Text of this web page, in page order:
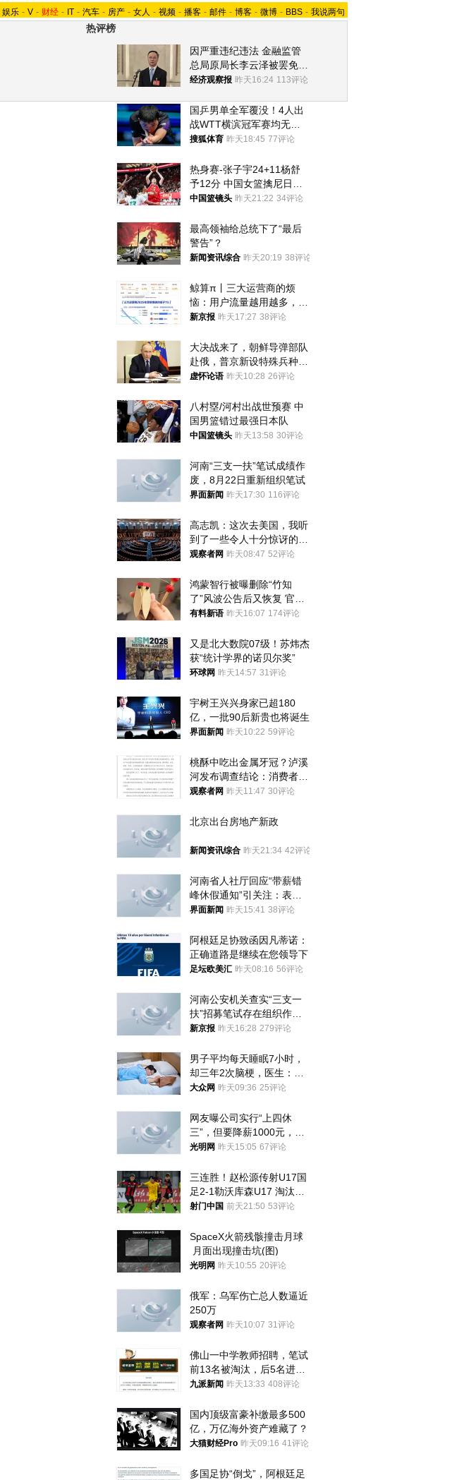
娱乐 - V - 财经 - IT - 汽车 - 房产 - 女人 - 视频 - 播客 - 邮件 - 博客 - 微博 - BBS - 我说两句
热评榜
因严重违纪违法 金融监管
总局原局长李云泽被罢免全
国人大代表
经济观察报 昨天16:24 113评论
国乒男单全军覆没！4人出
战WTT横滨冠军赛均无缘
八强
搜狐体育 昨天18:45 77评论
热身赛-张子宇24+11杨舒
予12分 中国女篮擒尼日利
亚
中国篮镜头 昨天21:22 34评论
最高领袖给总统下了“最后
警告”？
新闻资讯综合 昨天20:19 38评论
鲸算π丨三大运营商的烦
恼：用户流量越用越多，收
入却越来越少
新京报 昨天17:27 38评论
大决战来了，朝鲜导弹部队
赴俄，普京新设特殊兵种，
76岁老将扛旗
虚怀论语 昨天10:28 26评论
八村塁/河村出战世预赛 中
国男篮错过最强日本队
中国篮镜头 昨天13:58 30评论
河南“三支一扶”笔试成绩作
废，8月22日重新组织笔试
界面新闻 昨天17:30 116评论
高志凯：这次去美国，我听
到了一些令人十分惊讶的消
息
观察者网 昨天08:47 52评论
鸿蒙智行被曝删除“竹知
了”风波公告后又恢复 官媒
曾力挺：劝华为要大度的，
有料新语 昨天16:07 174评论
又是北大数院07级！苏炜杰
获“统计学界的诺贝尔奖”
环球网 昨天14:57 31评论
宇树王兴兴身家已超180
亿，一批90后新贵也将诞生
界面新闻 昨天10:22 59评论
桃酥中吃出金属牙冠？泸溪
河发布调查结论：消费者已
澄清，所发视频情况不属实
观察者网 昨天11:47 30评论
北京出台房地产新政
新闻资讯综合 昨天21:34 42评论
河南省人社厅回应“带薪错
峰休假通知”引关注：表述
不够准确，待修改后印发
界面新闻 昨天15:41 38评论
阿根廷足协致函因凡蒂诺：
正确道路是继续在您领导下
足坛欧美汇 昨天08:16 56评论
河南公安机关查实“三支一
扶”招募笔试存在组织作弊
犯罪行为
新京报 昨天16:28 279评论
男子平均每天睡眠7小时，
却三年2次脑梗，医生：这
样睡觉更伤身
大众网 昨天09:36 25评论
网友曝公司实行“上四休
三”，但要降薪1000元，不
接受只能辞职
光明网 昨天15:05 67评论
三连胜！赵松源传射U17国
足2-1勒沃库森U17 淘汰赛
将战河床
射门中国 前天21:50 53评论
SpaceX火箭残骸撞击月球
月面出现撞击坑(图)
光明网 昨天10:55 20评论
俄军：乌军伤亡总人数逼近
250万
观察者网 昨天10:07 31评论
佛山一中学教师招聘，笔试
前13名被淘汰，后5名进体
检，被疑萝卜岗，官方通
九派新闻 昨天13:33 408评论
国内顶级富豪补缴最多500
亿，万亿海外资产难藏了？
大猫财经Pro 昨天09:16 41评论
多国足协“倒戈”，阿根廷足